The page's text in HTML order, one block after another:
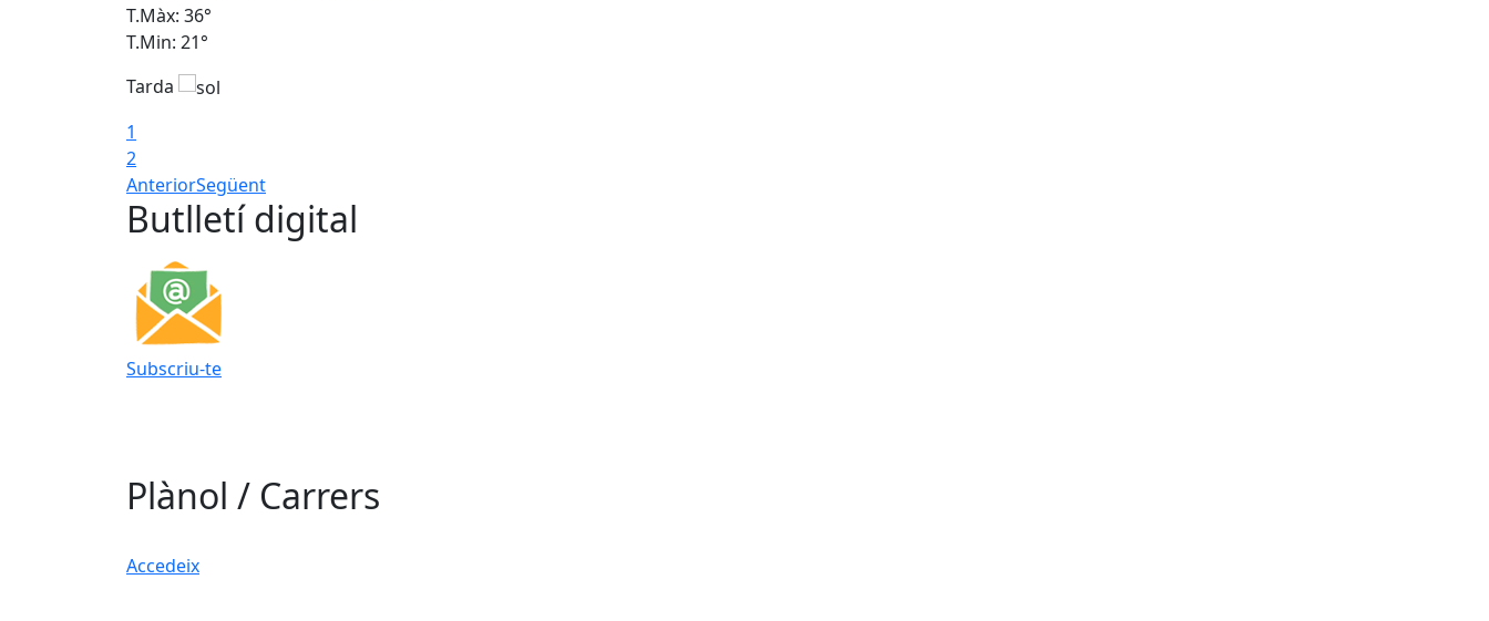
T.Màx: 36°
T.Min: 21°
Tarda
1
2
AnteriorSegüent
Butlletí digital
Subscriu-te
Plànol / Carrers
Accedeix